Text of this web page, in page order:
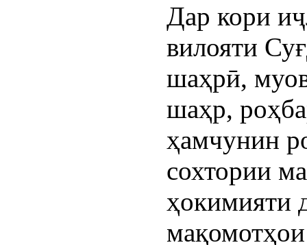
Дар кори
вилояти
шаҳрӣ,
шаҳр,
ҳамчунин
сохтории
ҳокимияти